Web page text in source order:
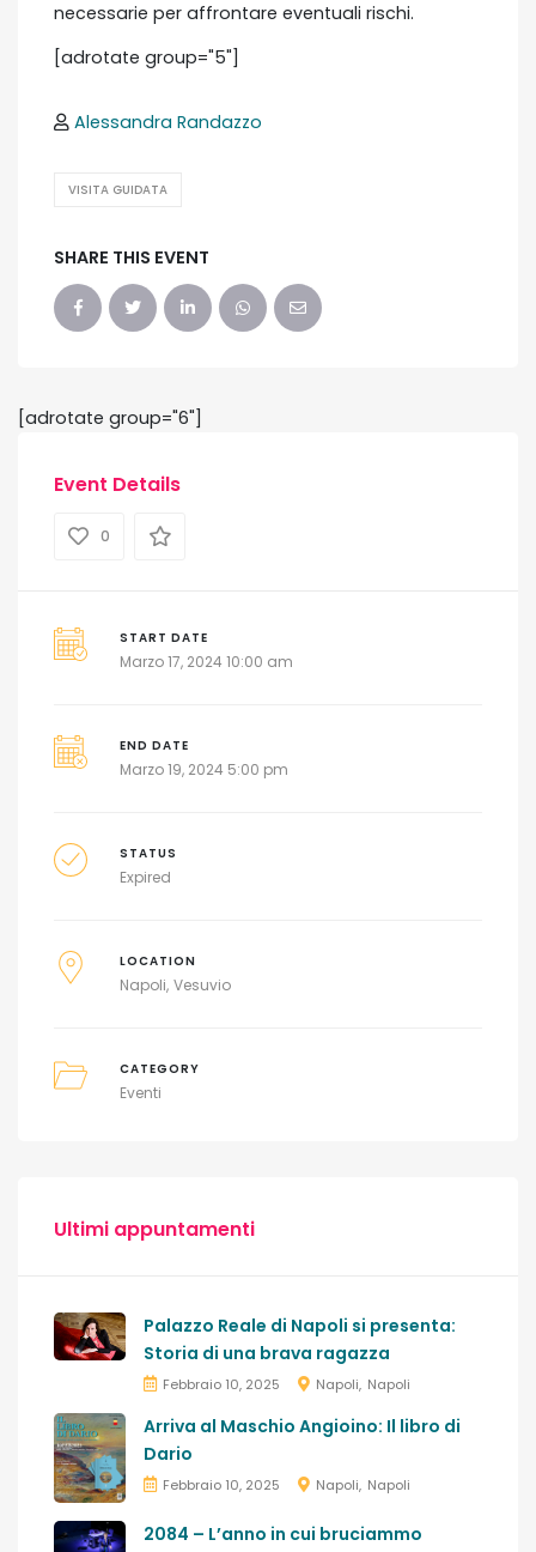
necessarie per affrontare eventuali rischi.
[adrotate group="5"]
Alessandra Randazzo
VISITA GUIDATA
SHARE THIS EVENT
[adrotate group="6"]
Event Details
0
START DATE
Marzo 17, 2024 10:00 am
END DATE
Marzo 19, 2024 5:00 pm
STATUS
Expired
LOCATION
Napoli Vesuvio
CATEGORY
Eventi
Ultimi appuntamenti
Palazzo Reale di Napoli si presenta:
Storia di una brava ragazza
Febbraio 10, 2025 Napoli Napoli
Arriva al Maschio Angioino: Il libro di
Dario
Febbraio 10, 2025 Napoli Napoli
2084 – L’anno in cui bruciammo